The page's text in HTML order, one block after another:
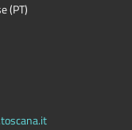
(PT)